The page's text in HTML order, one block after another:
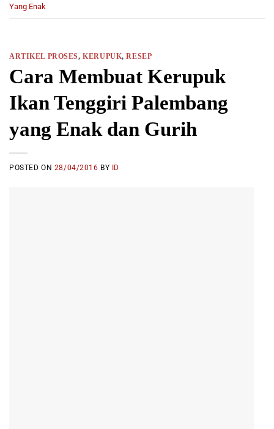
Yang Enak
ARTIKEL PROSES,KERUPUK,RESEP
Cara Membuat Kerupuk
Ikan Tenggiri Palembang
yang Enak dan Gurih
POSTED ON 28/04/2016 BY ID